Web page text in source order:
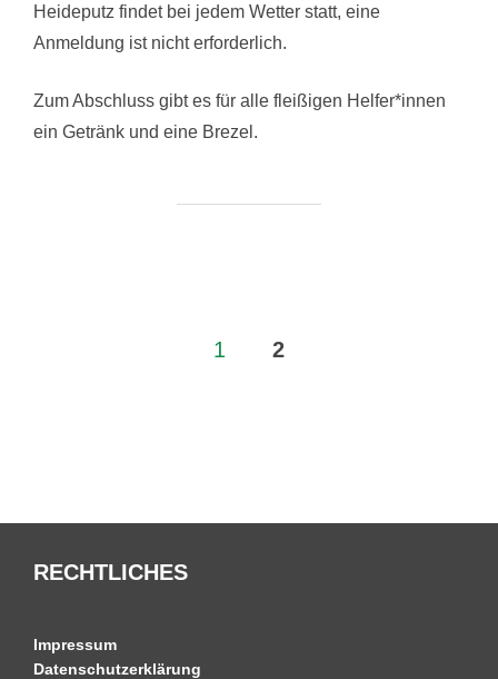
Heideputz findet bei jedem Wetter statt, eine
Anmeldung ist nicht erforderlich.
Zum Abschluss gibt es für alle fleißigen Helfer*innen
ein Getränk und eine Brezel.
Seitennummerierung
1 2
RECHTLICHES
Impressum
Datenschutzerklärung